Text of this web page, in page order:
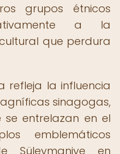
grupos étnicos
a la
que perdura
refleja la influencia
sinagogas,
se entrelazan en el
emblemáticos
Süleymaniye en